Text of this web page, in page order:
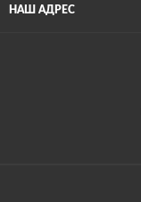
НАШ АДРЕС